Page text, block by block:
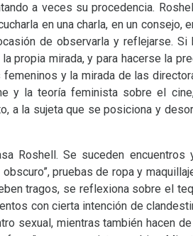
a veces su procedencia.
en una charla, en un consejo,
de observarla y reflejarse. Si
propia mirada, y para hacerse la
y la mirada de las
y la teoría feminista sobre el
a la sujeta que se posiciona y
Roshell. Se suceden
pruebas de ropa y
tragos, se reflexiona sobre el
con cierta intención de
sexual, mientras también hacen